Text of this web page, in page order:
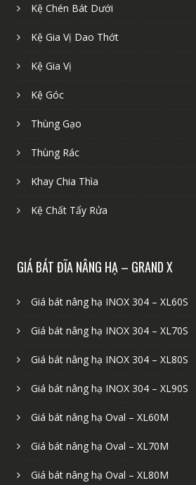
Kệ Chén Bát Dưới
Kệ Gia Vị Dao Thớt
Kệ Gia Vị
Kệ Góc
Thùng Gạo
Thùng Rác
Khay Chia Thìa
Kệ Chất Tẩy Rửa
GIÁ BÁT ĐĨA NÂNG HẠ – GRAND X
Giá bát nâng hạ INOX 304 – XL60S
Giá bát nâng hạ INOX 304 – XL70S
Giá bát nâng hạ INOX 304 – XL80S
Giá bát nâng hạ INOX 304 – XL90S
Giá bát nâng hạ Oval – XL60M
Giá bát nâng hạ Oval – XL70M
Giá bát nâng hạ Oval – XL80M